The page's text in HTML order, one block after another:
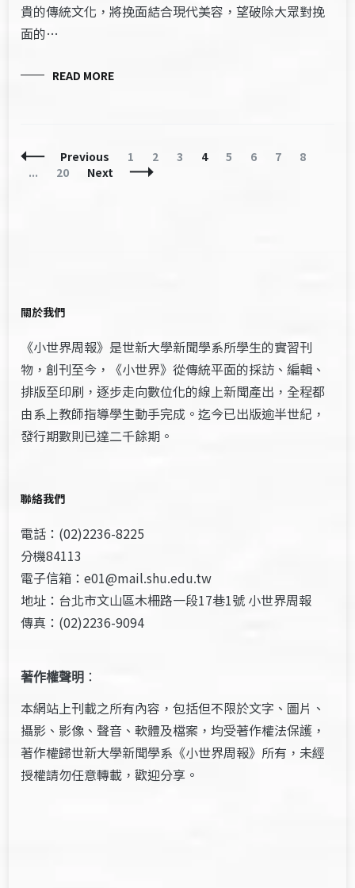
貴的傳統文化，將挽面結合現代美容，望破除大眾對挽
面的…
READ MORE
Posts
Navigation
Previous Page
1 Page
2 Page
3 Page
4 Page
5 Page
6 Page
7 Page
8
...
Page
20 Next
關於我們
《小世界周報》是世新大學新聞學系所學生的實習刊
物，創刊至今，《小世界》從傳統平面的採訪、編輯、
排版至印刷，逐步走向數位化的線上新聞產出，全程都
由系上教師指導學生動手完成。迄今已出版逾半世紀，
發行期數則已達二千餘期。
聯絡我們
電話：(02)2236-8225
分機84113
電子信箱：e01@mail.shu.edu.tw
地址：台北市文山區木柵路一段17巷1號 小世界周報
傳真：(02)2236-9094
著作權聲明 ：
本網站上刊載之所有內容，包括但不限於文字、圖片、
攝影、影像、聲音、軟體及檔案，均受著作權法保護，
著作權歸世新大學新聞學系《小世界周報》所有，未經
授權請勿任意轉載，歡迎分享。